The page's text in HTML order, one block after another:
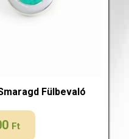
Fülbevaló
Ft